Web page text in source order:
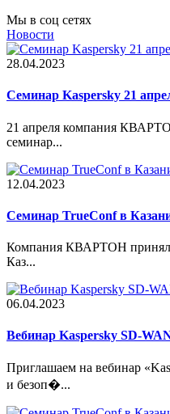
Мы в соц сетях
Новости
28.04.2023
Семинар Kaspersky 21
21 апреля компания
семинар...
12.04.2023
Cеминар TrueConf в
Компания КВАРТОН приняла
Каз...
06.04.2023
Вебинар Kaspersky SD-
Приглашаем на вебинар
и безоп�...